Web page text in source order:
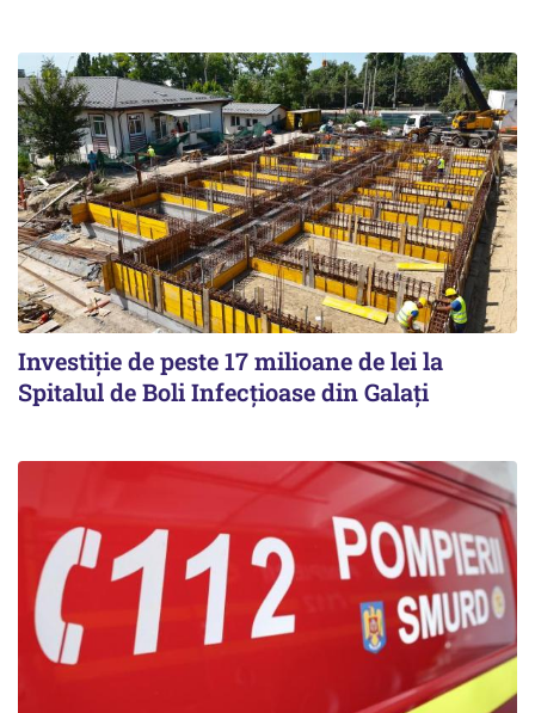
Investiție de peste 17 milioane de lei la
Spitalul de Boli Infecțioase din Galați